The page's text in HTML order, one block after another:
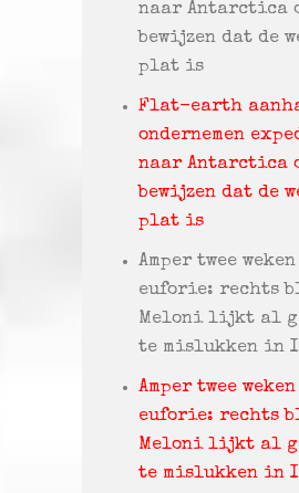
naar Antarctica
bewijzen dat de
plat is
Flat-earth
ondernemen
naar Antarctica
bewijzen dat de
plat is
Amper twee
euforie: rechts
Meloni lijkt al
te mislukken in
Amper twee
euforie: rechts
Meloni lijkt al
te mislukken in